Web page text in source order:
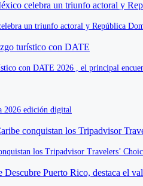
un triunfo actoral y República
con DATE 2026 , el principal
2026 edición digital
los Tripadvisor Travelers’